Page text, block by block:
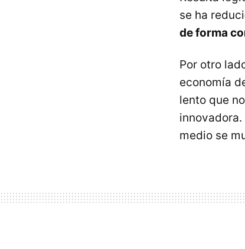
se ha
de forma
Por otro
economía
lento que
medio se